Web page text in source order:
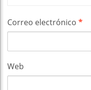
Correo electrónico *
Web